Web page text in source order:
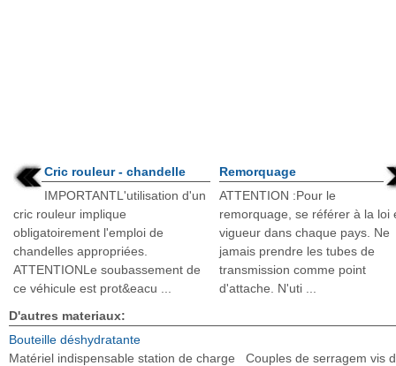
Cric rouleur - chandelle
IMPORTANTL'utilisation d'un
cric rouleur implique
obligatoirement l'emploi de
chandelles appropriées.
ATTENTIONLe soubassement de
ce véhicule est prot&eacu ...
Remorquage
ATTENTION :Pour le
remorquage, se référer à la loi
vigueur dans chaque pays. Ne
jamais prendre les tubes de
transmission comme point
d'attache. N'uti ...
D'autres materiaux:
Bouteille déshydratante
Matériel indispensable station de charge Couples de serragem vis